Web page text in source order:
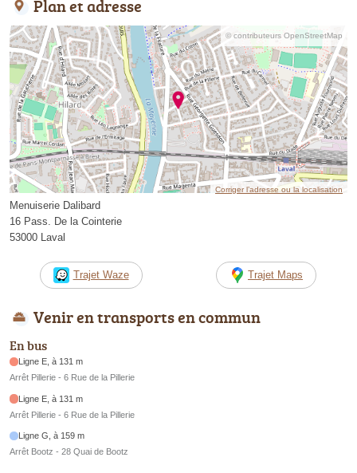
Plan et adresse
© contributeurs OpenStreetMap
Corriger l’adresse ou la localisation
Menuiserie Dalibard
16 Pass. De la Cointerie
53000 Laval
Trajet Waze Trajet Maps
Venir en transports en commun
En bus
Ligne E, à 131 m
Arrêt Pillerie - 6 Rue de la Pillerie
Ligne E, à 131 m
Arrêt Pillerie - 6 Rue de la Pillerie
Ligne G, à 159 m
Arrêt Bootz - 28 Quai de Bootz